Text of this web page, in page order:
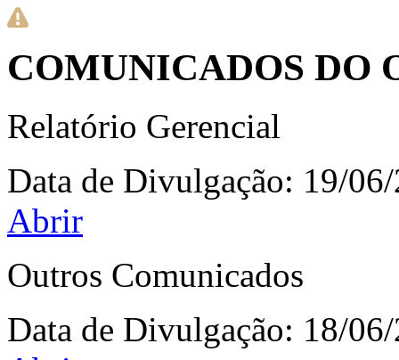
COMUNICADOS DO
Relatório Gerencial
Data de Divulgação: 19/
Abrir
Outros Comunicados
Data de Divulgação: 18/